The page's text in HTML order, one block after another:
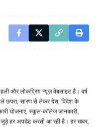
और लोकप्रिय न्यूज़ वेबसाइट है। वर्ष
छपरा, सारण से लेकर देश, विदेश के
योजनाएं, स्कूल-कॉलेज जानकारी,
जुड़े हर अपडेट करती आ रही है। हर खबर,